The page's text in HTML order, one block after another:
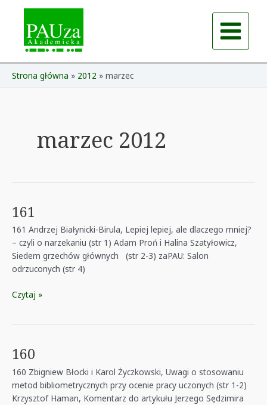
Main
Menu
Strona główna 2012 marzec
marzec 2012
161
161 Andrzej Białynicki-Birula, Lepiej lepiej, ale dlaczego mniej?
– czyli o narzekaniu (str 1) Adam Proń i Halina Szatyłowicz,
Siedem grzechów głównych (str 2-3) zaPAU: Salon
odrzuconych (str 4)
161
Czytaj »
160
160 Zbigniew Błocki i Karol Życzkowski, Uwagi o stosowaniu
metod bibliometrycznych przy ocenie pracy uczonych (str 1-2)
Krzysztof Haman, Komentarz do artykułu Jerzego Sędzimira